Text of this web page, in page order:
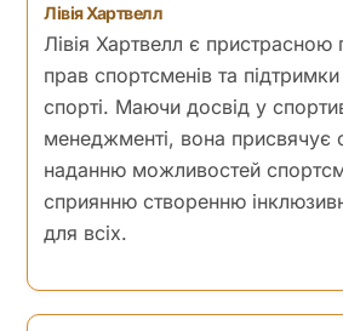
Лівія Хартвелл
Лівія Хартвелл є
прав спортсменів та
спорті. Маючи досвід у
менеджменті, вона присвячує
наданню можливостей
сприянню створенню
для всіх.